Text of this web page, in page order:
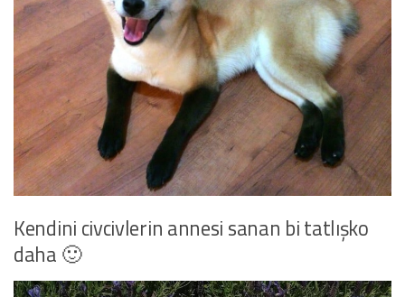
Kendini civcivlerin annesi sanan bi tatlışko
daha 🙂